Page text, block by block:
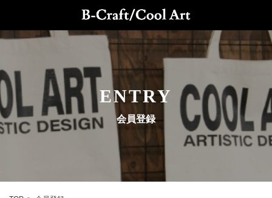
ENTRY
会員登録